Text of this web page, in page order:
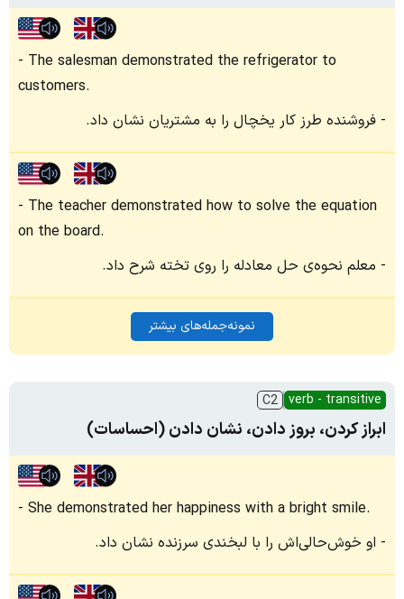
The salesman demonstrated the refrigerator to
customers.
فروشنده طرز کار یخچال را به مشتریان نشان داد.
The teacher demonstrated how to solve the equation
on the board.
معلم نحوه‌ی حل معادله را روی تخته شرح داد.
نمونه‌جمله‌های بیشتر
verb - transitive
C2
ابراز کردن، بروز دادن، نشان دادن (احساسات)
She demonstrated her happiness with a bright smile.
او خوش‌حالی‌اش را با لبخندی سرزنده نشان داد.